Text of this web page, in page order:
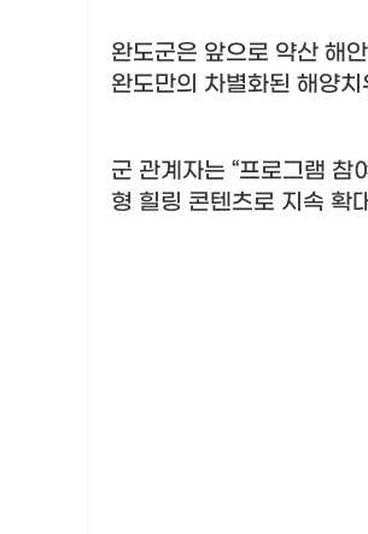
완도군은 앞으로 약산 해
완도만의 차별화된 해양
군 관계자는 “프로그램 참
형 힐링 콘텐츠로 지속 확